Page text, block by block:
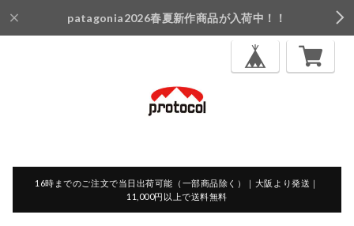
patagonia2026春夏新作商品が入荷中！！
16時までのご注文で当日出荷可能（一部商品除く）｜大阪より発送｜
11,000円以上で送料無料